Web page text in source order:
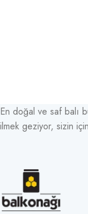
En doğal ve saf balı
ilmek geziyor, sizin